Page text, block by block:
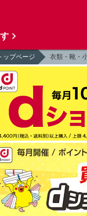
ップページ 衣類・靴・